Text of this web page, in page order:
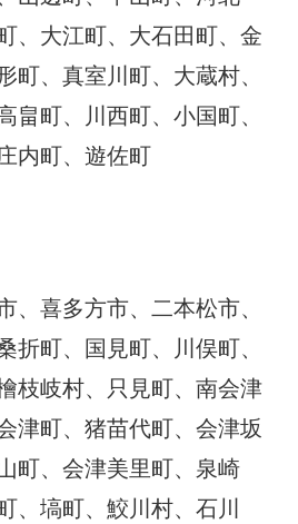
、大江町、大石田町、金
町、真室川町、大蔵村、
畠町、川西町、小国町、
内町、遊佐町
、喜多方市、二本松市、
折町、国見町、川俣町、
枝岐村、只見町、南会津
津町、猪苗代町、会津坂
町、会津美里町、泉崎
、塙町、鮫川村、石川